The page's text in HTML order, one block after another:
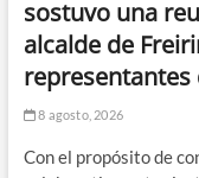
sostuvo una
alcalde de
8 agosto, 2026
Con el propósito de